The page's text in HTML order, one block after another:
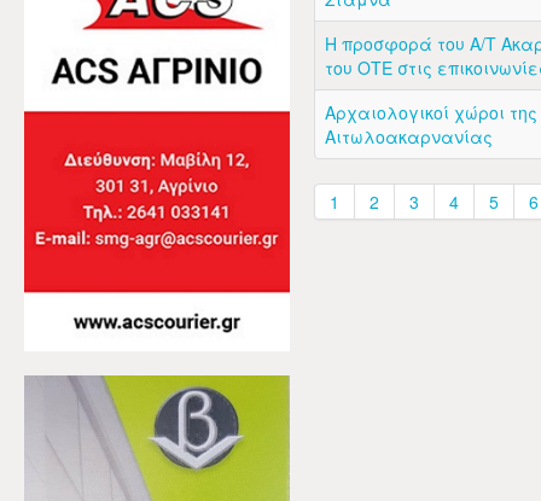
Η προσφορά του Α/Τ
του ΟΤΕ στις
Αρχαιολογικοί χώροι της
Αιτωλοακαρνανίας
1 2 3 4 5 6